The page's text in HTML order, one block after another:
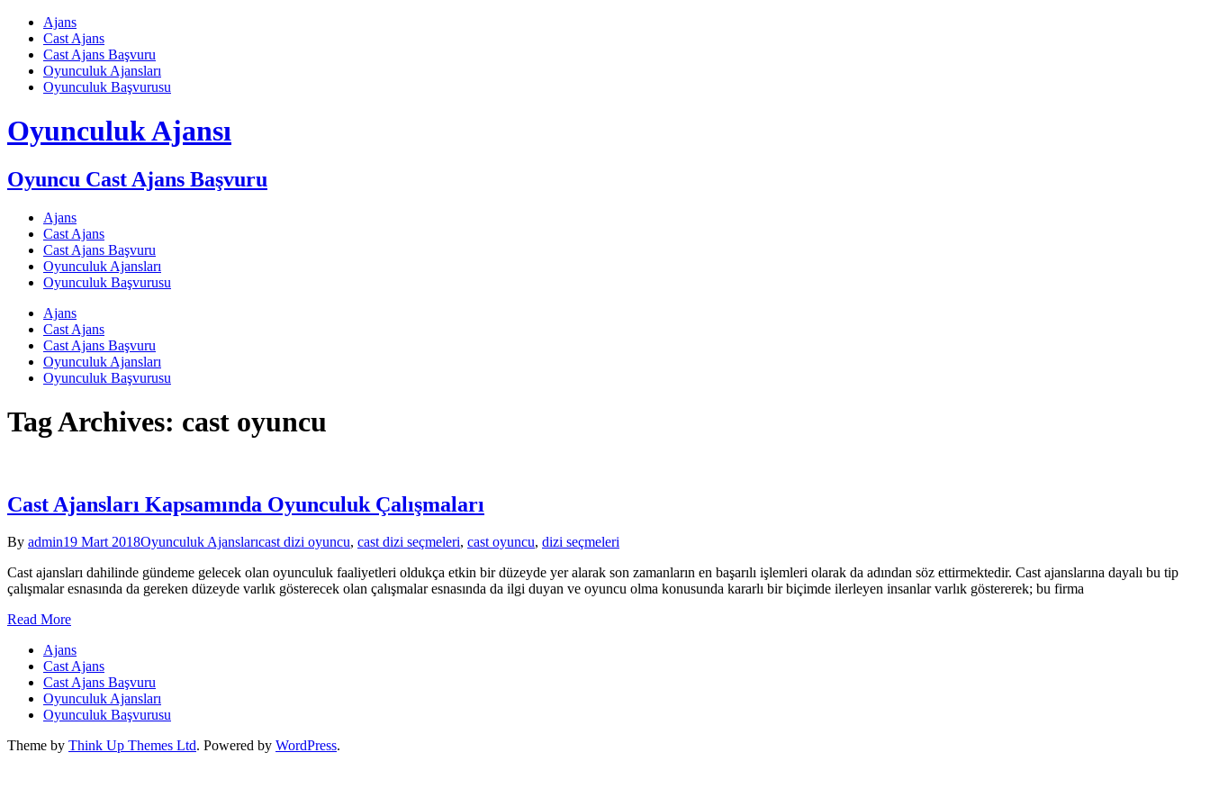
Skip
content
Ajans
Cast Ajans
Cast Ajans Başvuru
Oyunculuk Ajansları
Oyunculuk Başvurusu
Oyunculuk Ajansı
Oyuncu Cast Ajans Başvuru
Ajans
Cast Ajans
Cast Ajans Başvuru
Oyunculuk Ajansları
Oyunculuk Başvurusu
Ajans
Cast Ajans
Cast Ajans Başvuru
Oyunculuk Ajansları
Oyunculuk Başvurusu
Tag Archives: cast oyuncu
Cast Ajansları Kapsamında Oyunculuk Çalışmaları
By admin19 Mart 2018Oyunculuk Ajanslarıcast dizi oyuncu, cast dizi seçmeleri, cast oyuncu, dizi seçmeleri
Cast ajansları dahilinde gündeme gelecek olan oyunculuk faaliyetleri oldukça etkin bir düzeyde yer alarak son zamanların en başarılı işlemleri olarak da adından söz ettirmektedir. Cast ajanslarına dayalı bu tip
çalışmalar esnasında da gereken düzeyde varlık gösterecek olan çalışmalar esnasında da ilgi duyan ve oyuncu olma konusunda kararlı bir biçimde ilerleyen insanlar varlık göstererek; bu firma
Read More
Ajans
Cast Ajans
Cast Ajans Başvuru
Oyunculuk Ajansları
Oyunculuk Başvurusu
Theme by Think Up Themes Ltd. Powered by WordPress.